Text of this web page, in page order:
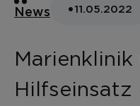
News •11.05.2022
Hilfseinsatz